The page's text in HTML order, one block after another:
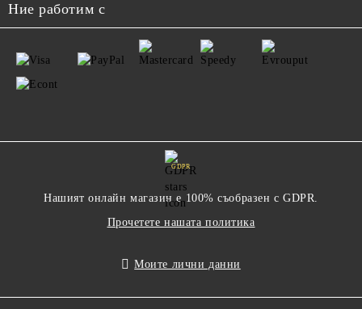
Ние работим с
GDPR
Нашият онлайн магазин е 100% съобразен с GDPR.
Прочетете нашата политика
Моите лични данни